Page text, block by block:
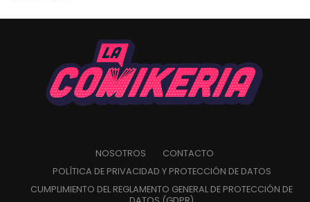
NOSOTROS
CONTACTO
POLÍTICA DE PRIVACIDAD Y PROTECCIÓN DE DATOS
CUMPLIMIENTO DEL REGLAMENTO GENERAL DE PROTECCIÓN DE